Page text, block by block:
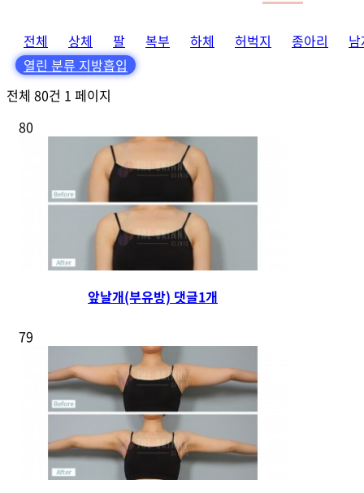
전체 상체 팔 복부 하체 허벅지 종아리
열린 분류 지방흡입
전체 80건 1 페이지
80
앞날개(부유방) 댓글1개
79